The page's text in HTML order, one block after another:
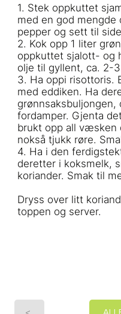
1. Stek oppkuttet
med en god mengde
pepper og sett til
2. Kok opp 1 liter
oppkuttet sjalott- og
olje til gyllent, ca. 2-
3. Ha oppi risottoris.
med eddiken. Ha
fordamper. Gjenta
brukt opp all væsken
nokså tjukk røre.
4. Ha i den
deretter i koksmelk,
koriander. Smak til
Dryss over litt
toppen og server.